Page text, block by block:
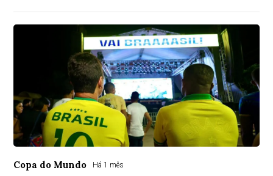
Copa do Mundo Há 1 mês